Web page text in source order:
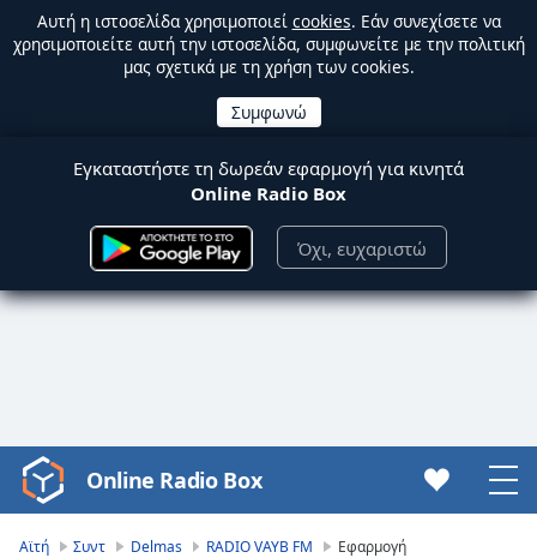
Αυτή η ιστοσελίδα χρησιμοποιεί cookies. Εάν συνεχίσετε να
χρησιμοποιείτε αυτή την ιστοσελίδα, συμφωνείτε με την πολιτική
μας σχετικά με τη χρήση των cookies.
Εγκαταστήστε τη δωρεάν εφαρμογή για κινητά
Online Radio Box
Όχι, ευχαριστώ
Video
Player
Online Radio Box
Αϊτή Συντ Delmas RADIO VAYB FM Εφαρμογή